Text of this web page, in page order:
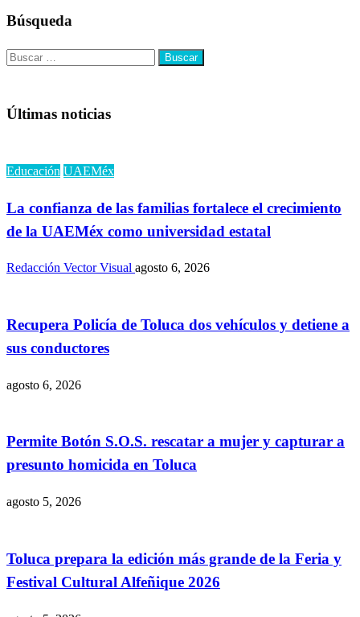
Búsqueda
Buscar:
Últimas noticias
Educación UAEMéx
La confianza de las familias fortalece el crecimiento
de la UAEMéx como universidad estatal
Redacción Vector Visual agosto 6, 2026
Recupera Policía de Toluca dos vehículos y detiene a
sus conductores
agosto 6, 2026
Permite Botón S.O.S. rescatar a mujer y capturar a
presunto homicida en Toluca
agosto 5, 2026
Toluca prepara la edición más grande de la Feria y
Festival Cultural Alfeñique 2026